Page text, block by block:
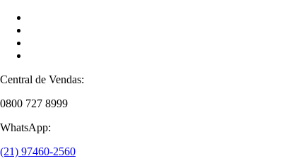
Central de Vendas:
0800 727 8999
WhatsApp:
(21) 97460-2560